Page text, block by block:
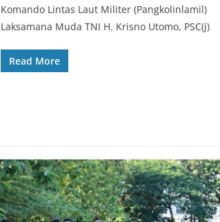
Komando Lintas Laut Militer (Pangkolinlamil)
Laksamana Muda TNI H. Krisno Utomo, PSC(j)
Read More